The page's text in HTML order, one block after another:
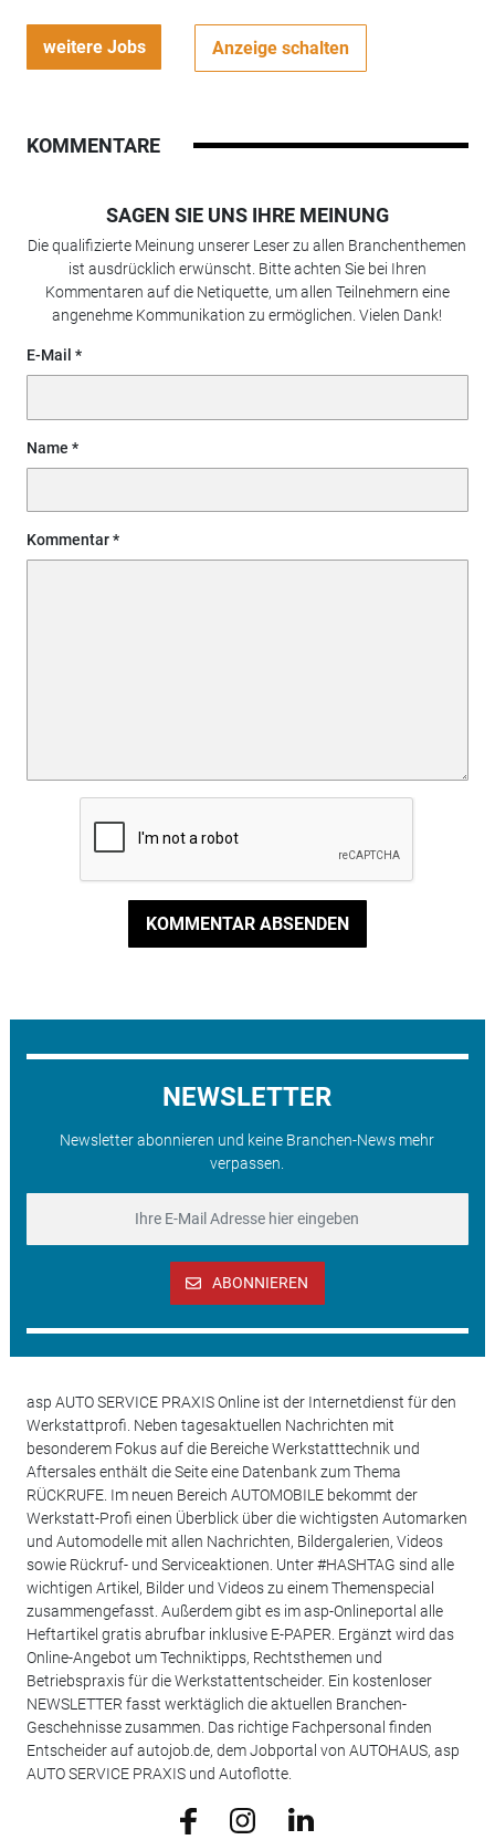
weitere Jobs Anzeige schalten
KOMMENTARE
SAGEN SIE UNS IHRE MEINUNG
Die qualifizierte Meinung unserer Leser zu allen Branchenthemen
ist ausdrücklich erwünscht. Bitte achten Sie bei Ihren
Kommentaren auf die Netiquette, um allen Teilnehmern eine
angenehme Kommunikation zu ermöglichen. Vielen Dank!
E-Mail
Name
Kommentar
KOMMENTAR ABSENDEN
NEWSLETTER
Newsletter abonnieren und keine Branchen-News mehr
verpassen.
ABONNIEREN
asp AUTO SERVICE PRAXIS Online ist der Internetdienst für den
Werkstattprofi. Neben tagesaktuellen Nachrichten mit
besonderem Fokus auf die Bereiche Werkstatttechnik und
Aftersales enthält die Seite eine Datenbank zum Thema
RÜCKRUFE. Im neuen Bereich AUTOMOBILE bekommt der
Werkstatt-Profi einen Überblick über die wichtigsten Automarken
und Automodelle mit allen Nachrichten, Bildergalerien, Videos
sowie Rückruf- und Serviceaktionen. Unter #HASHTAG sind alle
wichtigen Artikel, Bilder und Videos zu einem Themenspecial
zusammengefasst. Außerdem gibt es im asp-Onlineportal alle
Heftartikel gratis abrufbar inklusive E-PAPER. Ergänzt wird das
Online-Angebot um Techniktipps, Rechtsthemen und
Betriebspraxis für die Werkstattentscheider. Ein kostenloser
NEWSLETTER fasst werktäglich die aktuellen Branchen-
Geschehnisse zusammen. Das richtige Fachpersonal finden
Entscheider auf autojob.de, dem Jobportal von AUTOHAUS, asp
AUTO SERVICE PRAXIS und Autoflotte.